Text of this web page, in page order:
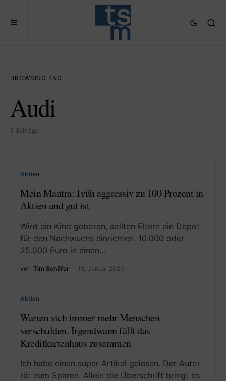
BROWSING TAG
Audi
5 Beiträge
Aktien
Mein Mantra: Früh aggressiv zu 100 Prozent in
Aktien und gut ist
Wird ein Kind geboren, sollten Eltern ein Depot
für den Nachwuchs einrichten. 10.000 oder
25.000 Euro in einen…
von Tim Schäfer 13. Januar 2020
Aktien
Warum sich immer mehr Menschen
verschulden. Irgendwann fällt das
Kreditkartenhaus zusammen
Ich habe einen super Artikel gelesen. Der Autor
rät zum Sparen. Allein die Überschrift bringt es